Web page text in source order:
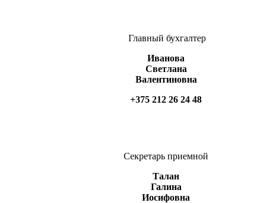
Главный бухгалтер
Иванова
Светлана
Валентиновна
+375 212 26 24 48
Секретарь приемной
Талан
Галина
Иосифовна